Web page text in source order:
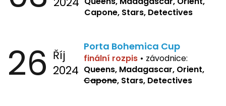
Capone, Stars, Detectives
26 Říj
2024
Porta Bohemica Cup
finální rozpis • závodnice:
Queens, Madagascar, Orient,
Capone, Stars, Detectives